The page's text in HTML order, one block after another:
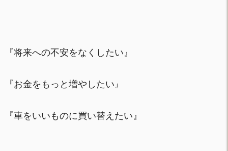
『将来への不安をなくしたい』
『お金をもっと増やしたい』
『車をいいものに買い替えたい』